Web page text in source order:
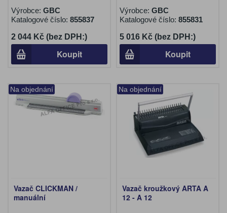
Výrobce: GBC
Katalogové číslo: 855837
2 044 Kč (bez DPH:)
Koupit
Výrobce: GBC
Katalogové číslo: 855831
5 016 Kč (bez DPH:)
Koupit
Na objednání
Vazač CLICKMAN /
manuální
Na objednání
Vazač kroužkový ARTA A
12 - A 12